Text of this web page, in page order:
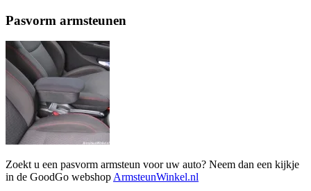
Pasvorm armsteunen
Zoekt u een pasvorm armsteun voor uw auto? Neem dan een kijkje
in de GoodGo webshop ArmsteunWinkel.nl